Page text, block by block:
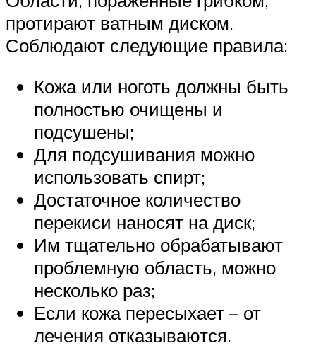
протирают ватным диском.
Соблюдают следующие правила:
Кожа или ноготь должны быть
полностью очищены и
подсушены;
Для подсушивания можно
использовать спирт;
Достаточное количество
перекиси наносят на диск;
Им тщательно обрабатывают
проблемную область, можно
несколько раз;
Если кожа пересыхает – от
лечения отказываются.